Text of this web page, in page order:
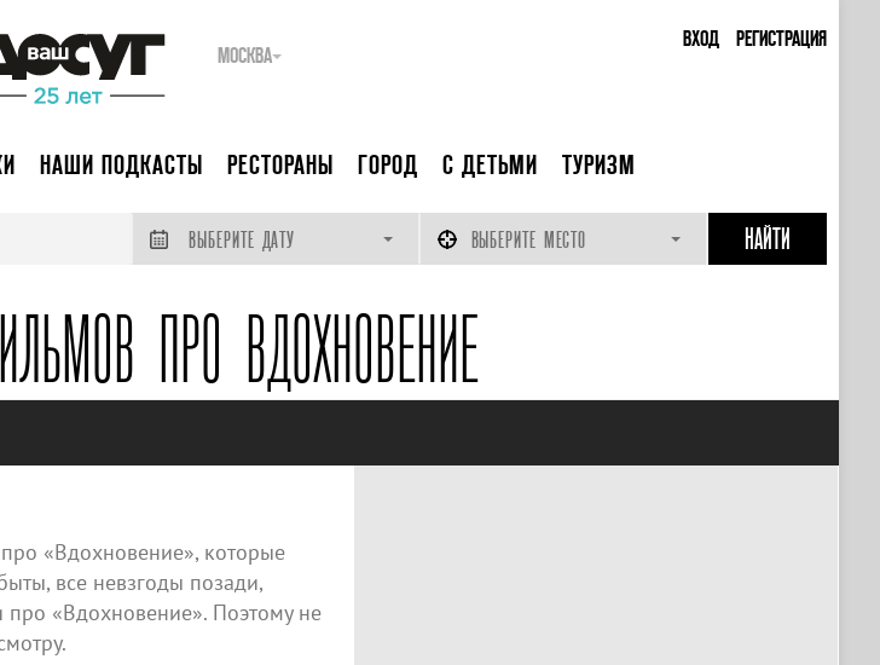
ВХОД РЕГИСТРАЦИЯ
МОСКВА
НАШИ ПОДКАСТЫ РЕСТОРАНЫ ГОРОД С ДЕТЬМИ ТУРИЗМ
ВЫБЕРИТЕ ДАТУ ВЫБЕРИТЕ МЕСТО
ПРО ВДОХНОВЕНИЕ
«Вдохновение», которые
все невзгоды позади,
«Вдохновение». Поэтому не